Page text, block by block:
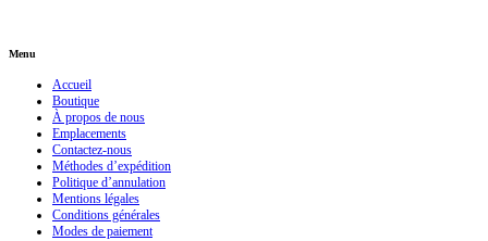
Menu
Accueil
Boutique
À propos de nous
Emplacements
Contactez-nous
Méthodes d’expédition
Politique d’annulation
Mentions légales
Conditions générales
Modes de paiement